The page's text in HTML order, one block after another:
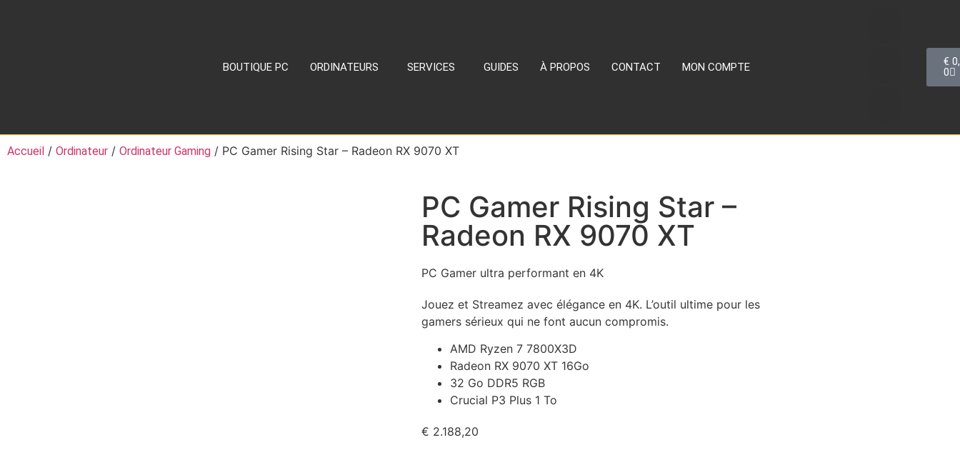
BOUTIQUE PC ORDINATEURS SERVICES GUIDES À PROPOS CONTACT MON COMPTE €
0
Accueil / Ordinateur / Ordinateur Gaming / PC Gamer Rising Star – Radeon RX 9070 XT
PC Gamer Rising Star –
Radeon RX 9070 XT
PC Gamer ultra performant en 4K
Jouez et Streamez avec élégance en 4K. L’outil ultime pour les
gamers sérieux qui ne font aucun compromis.
AMD Ryzen 7 7800X3D
Radeon RX 9070 XT 16Go
32 Go DDR5 RGB
Crucial P3 Plus 1 To
€ 2.188,20